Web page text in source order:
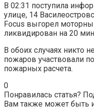
В 02:31 поступила
улице, 14
Focus выгорел
ликвидирован на 20
В обоих случаях никто
пожаров участвовали
пожарных расчета.
0
Понравилась статья?
Вам также может быть